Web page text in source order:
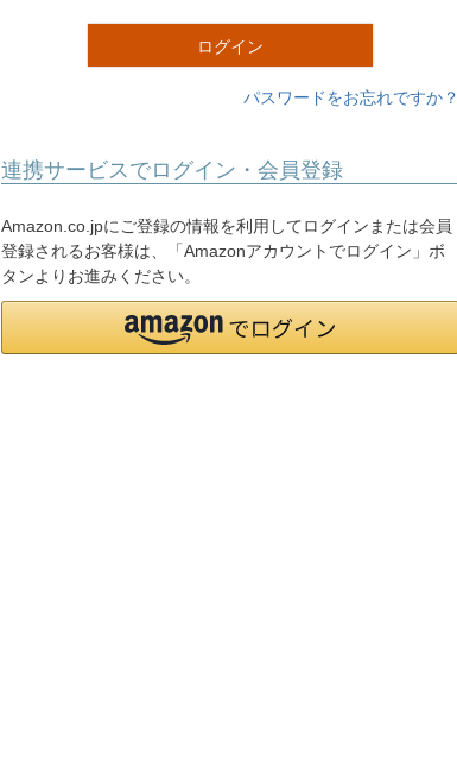
ログイン
パスワードをお忘れですか？
連携サービスでログイン・会員登録
Amazon.co.jpにご登録の情報を利用してログインまたは会員
登録されるお客様は、「Amazonアカウントでログイン」ボ
タンよりお進みください。